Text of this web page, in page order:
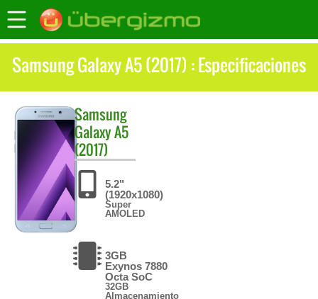
Samsung Galaxy A5 (2017) : Especificaciones
Samsung
Galaxy A5
(2017)
5.2"
(1920x1080)
Super
AMOLED
3GB
Exynos 7880
Octa SoC
32GB
Almacenamiento